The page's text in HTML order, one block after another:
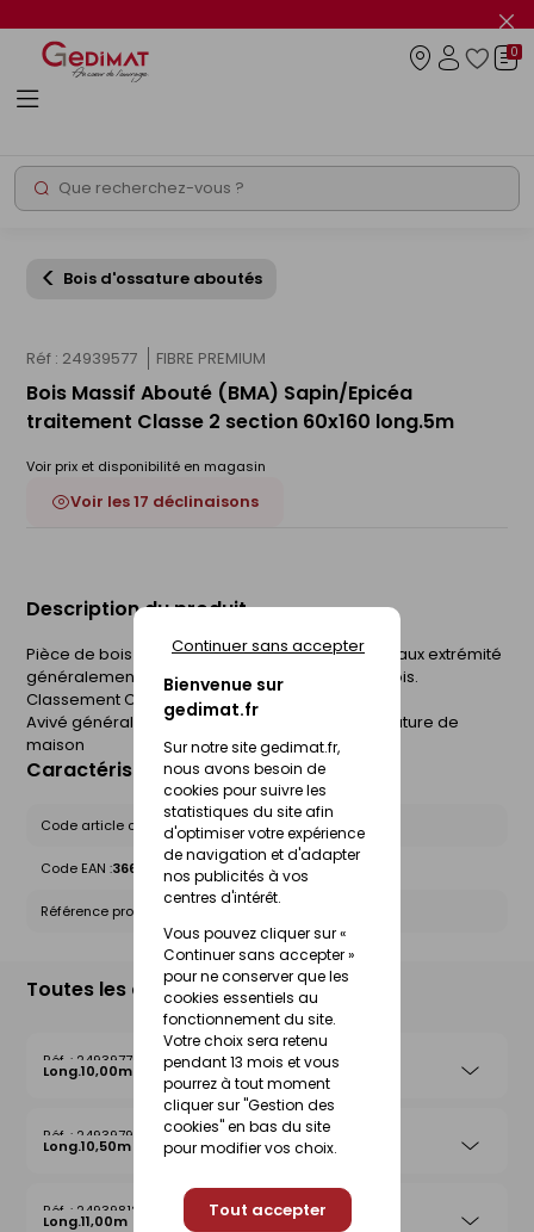
Bienvenue sur
gedimat.fr
Sur notre site gedimat.fr,
nous avons besoin de
cookies pour suivre les
statistiques du site afin
d'optimiser votre expérience
de navigation et d'adapter
nos publicités à vos
centres d'intérêt.
Vous pouvez cliquer sur «
Continuer sans accepter »
pour ne conserver que les
cookies essentiels au
fonctionnement du site.
Votre choix sera retenu
pendant 13 mois et vous
pourrez à tout moment
cliquer sur "Gestion des
cookies" en bas du site
pour modifier vos choix.
Tout accepter
Continuer sans accepter
le
info
Rechercher
0
Bois d'ossature aboutés
Réf : 24939577 FIBRE PREMIUM
Bois Massif Abouté (BMA) Sapin/Epicéa
traitement Classe 2 section 60x160 long.5m
Voir prix et disponibilité en magasin
Voir les 17 déclinaisons
Description du produit
Pièce de bois assemblée par entures multiples aux extrémité
généralement utilisé en charpente et maison bois.
Classement C24
Avivé généralement utilisé en charpente et ossature de
maison
Caractéristiques du produit
Code article chez le fournisseur : bma6016005001
Code EAN :3661927014142
Référence produit nationale Gedimat :
Toutes les déclinaisons
24939775
Long.10,00m
24939799
Long.10,50m
24939812
Long.11,00m